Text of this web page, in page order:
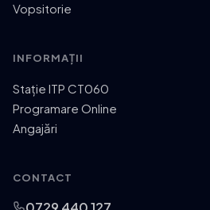
Vopsitorie
INFORMAȚII
Stație ITP CT060
Programare Online
Angajări
CONTACT